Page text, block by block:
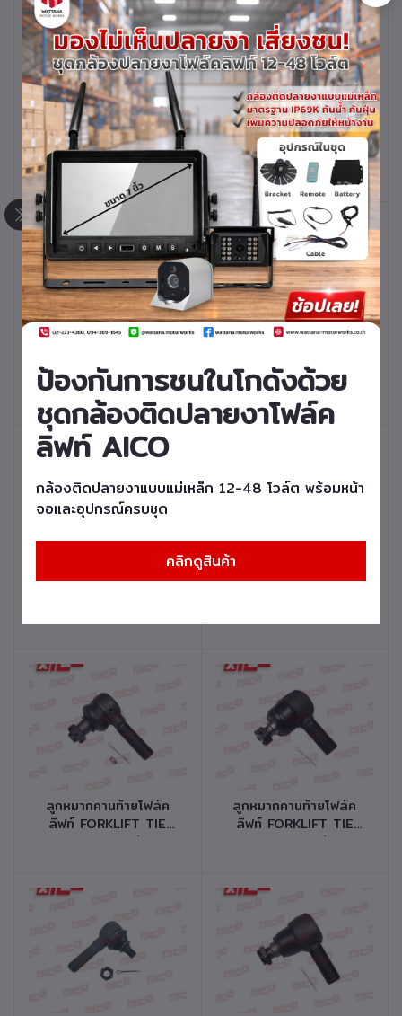
หยิบใส่ตะกร้า
ลูกหมากคานท้ายโฟล์ค
ลิฟท์ FORKLIFT TIE
ROD END รุ่น
FD20,25,30 F17,18B
รหัสสินค้า 41710-
M0014
หยิบใส่ตะกร้า
ลูกหมากคานท้ายโฟล์ค
ลิฟท์ FORKLIFT TIE
ROD END รุ่น
FD/G20,25,30-15,16
รหัสสินค้า 41710-
K0274
ลิฟท์ FORKLIFT TIE
ROD END รุ่น
FD/G20,25,30-15,16
รหัสสินค้า 41710-
K0264
ลิฟท์ FORKLIFT TIE
ROD END รุ่น
FD/G20,25-,8,10 รหัส
สินค้า 41710-K0194
หยิบใส่ตะกร้า
ลูกหมากคานท้ายโฟล์ค
หยิบใส่ตะกร้า
ลูกหมากคานท้ายโฟล์ค
หยิบใส่ตะกร้า
ลูกหมากคานท้ายโฟล์ค
ลิฟท์ FORKLIFT TIE
ROD END รุ่น
หยิบใส่ตะกร้า
ลูกหมากคานท้ายโฟล์ค
ลิฟท์ FORKLIFT TIE
ROD END รุ่น
ป้องกันการชนในโกดังด้วย
ชุดกล้องติดปลายงาโฟล์ค
ลิฟท์ AICO
กล้องติดปลายงาแบบแม่เหล็ก 12-48 โวล์ต พร้อมหน้า
จอและอุปกรณ์ครบชุด
คลิกดูสินค้า